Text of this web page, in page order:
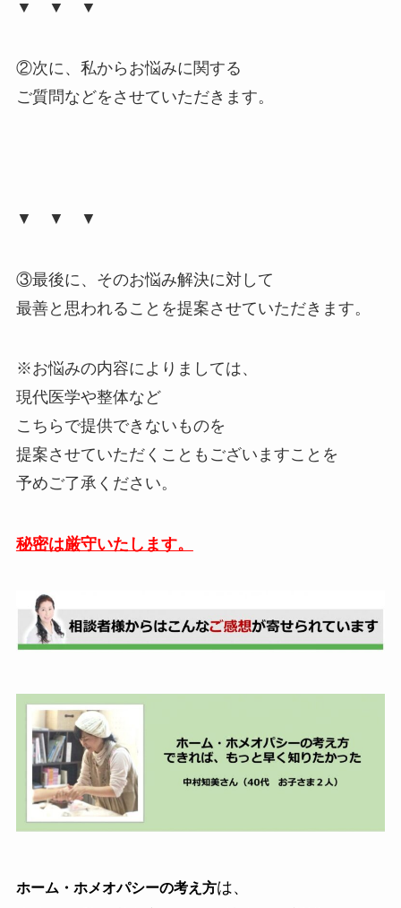
▼ ▼ ▼
②次に、私からお悩みに関する
ご質問などをさせていただきます。
▼ ▼ ▼
③最後に、そのお悩み解決に対して
最善と思われることを提案させていただきます。
※お悩みの内容によりましては、
現代医学や整体など
こちらで提供できないものを
提案させていただくこともございますことを
予めご了承ください。
秘密は厳守いたします。
ホーム・ホメオパシーの考え方は、